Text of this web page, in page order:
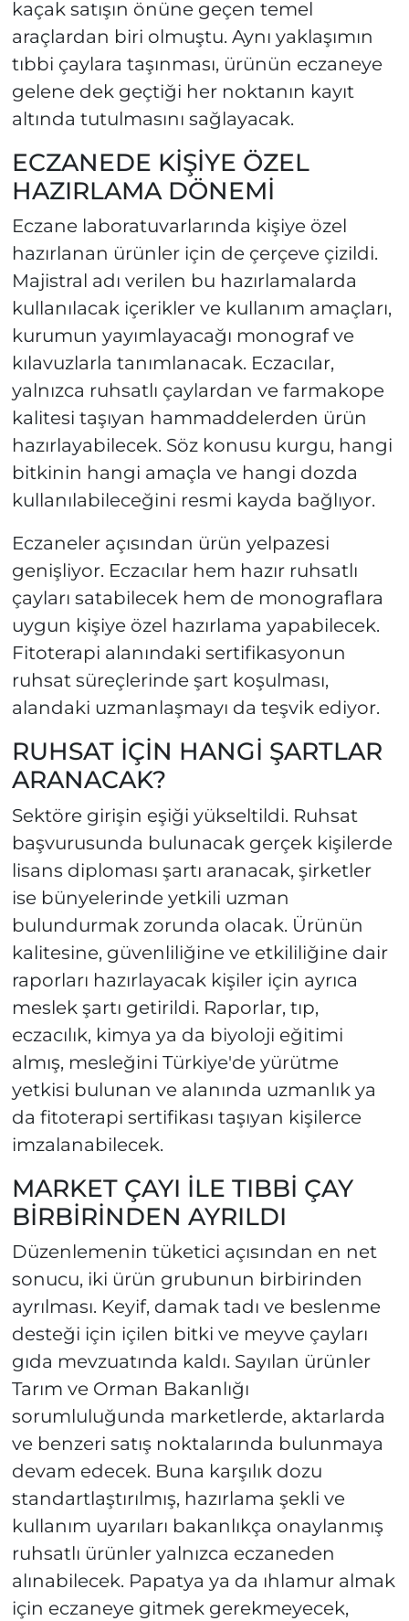
kaçak satışın önüne geçen temel
araçlardan biri olmuştu. Aynı yaklaşımın
tıbbi çaylara taşınması, ürünün eczaneye
gelene dek geçtiği her noktanın kayıt
altında tutulmasını sağlayacak.
ECZANEDE KİŞİYE ÖZEL
HAZIRLAMA DÖNEMİ
Eczane laboratuvarlarında kişiye özel
hazırlanan ürünler için de çerçeve çizildi.
Majistral adı verilen bu hazırlamalarda
kullanılacak içerikler ve kullanım amaçları,
kurumun yayımlayacağı monograf ve
kılavuzlarla tanımlanacak. Eczacılar,
yalnızca ruhsatlı çaylardan ve farmakope
kalitesi taşıyan hammaddelerden ürün
hazırlayabilecek. Söz konusu kurgu, hangi
bitkinin hangi amaçla ve hangi dozda
kullanılabileceğini resmi kayda bağlıyor.
Eczaneler açısından ürün yelpazesi
genişliyor. Eczacılar hem hazır ruhsatlı
çayları satabilecek hem de monograflara
uygun kişiye özel hazırlama yapabilecek.
Fitoterapi alanındaki sertifikasyonun
ruhsat süreçlerinde şart koşulması,
alandaki uzmanlaşmayı da teşvik ediyor.
RUHSAT İÇİN HANGİ ŞARTLAR
ARANACAK?
Sektöre girişin eşiği yükseltildi. Ruhsat
başvurusunda bulunacak gerçek kişilerde
lisans diploması şartı aranacak, şirketler
ise bünyelerinde yetkili uzman
bulundurmak zorunda olacak. Ürünün
kalitesine, güvenliliğine ve etkililiğine dair
raporları hazırlayacak kişiler için ayrıca
meslek şartı getirildi. Raporlar, tıp,
eczacılık, kimya ya da biyoloji eğitimi
almış, mesleğini Türkiye'de yürütme
yetkisi bulunan ve alanında uzmanlık ya
da fitoterapi sertifikası taşıyan kişilerce
imzalanabilecek.
MARKET ÇAYI İLE TIBBİ ÇAY
BİRBİRİNDEN AYRILDI
Düzenlemenin tüketici açısından en net
sonucu, iki ürün grubunun birbirinden
ayrılması. Keyif, damak tadı ve beslenme
desteği için içilen bitki ve meyve çayları
gıda mevzuatında kaldı. Sayılan ürünler
Tarım ve Orman Bakanlığı
sorumluluğunda marketlerde, aktarlarda
ve benzeri satış noktalarında bulunmaya
devam edecek. Buna karşılık dozu
standartlaştırılmış, hazırlama şekli ve
kullanım uyarıları bakanlıkça onaylanmış
ruhsatlı ürünler yalnızca eczaneden
alınabilecek. Papatya ya da ıhlamur almak
için eczaneye gitmek gerekmeyecek,